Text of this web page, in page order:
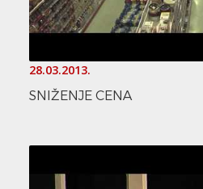
28.03.2013.
SNIŽENJE CENA